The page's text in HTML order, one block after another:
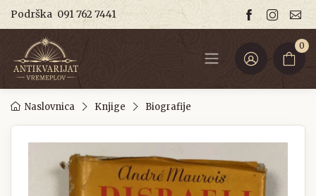
Podrška 091 762 7441
0
Naslovnica Knjige Biografije